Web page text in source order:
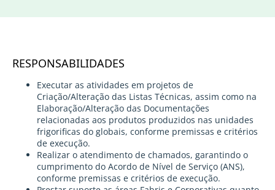
RESPONSABILIDADES
Executar as atividades em projetos de
Criação/Alteração das Listas Técnicas, assim como na
Elaboração/Alteração das Documentações
relacionadas aos produtos produzidos nas unidades
frigorificas do globais, conforme premissas e critérios
de execução.
Realizar o atendimento de chamados, garantindo o
cumprimento do Acordo de Nível de Serviço (ANS),
conforme premissas e critérios de execução.